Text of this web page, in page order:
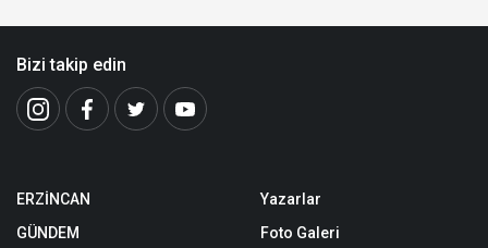
Bizi takip edin
ERZİNCAN
GÜNDEM
Yazarlar
Foto Galeri